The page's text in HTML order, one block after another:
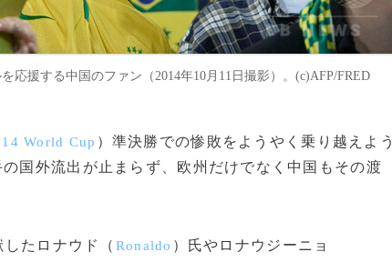
援する中国のファン（2014年10月11日撮影）。(c)AFP/FRED
World Cup ）準決勝での惨敗をようやく乗り越えよう
国外流出が止まらず、欧州だけでなく中国もその渡
たロナウド（ Ronaldo ）氏やロナウジーニョ